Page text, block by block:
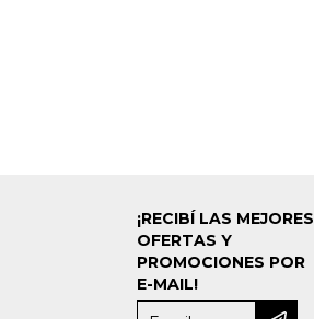
¡RECIBÍ LAS MEJORES
OFERTAS Y
PROMOCIONES POR
E-MAIL!